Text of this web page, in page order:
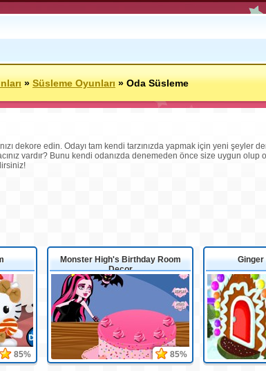
»Süsleme Oyunları»Oda Süsleme
dekore edin. Odayı tam kendi tarzınızda yapmak için yeni şeyler
vardır? Bunu kendi odanızda denemeden önce size uygun olup
85%
Monster High's Birthday Room
Decor
85%
Ginger